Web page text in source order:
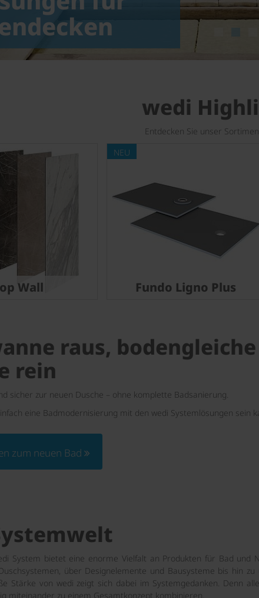
wedi
Entdecken Sie unser
Wall
NEU
Fundo Ligno Plus
raus, bodengleiche
rein
sicher zur neuen Dusche – ohne komplette Badsanierung.
eine Badmodernisierung mit den wedi Systemlösungen sein
zum neuen Bad
System bietet eine enorme Vielfalt an Produkten für Bad und
über Designelemente und Bausysteme bis hin zu
Stärke von wedi zeigt sich dabei im Systemgedanken. Denn
miteinander zu einem Gesamtkonzept kombinieren.